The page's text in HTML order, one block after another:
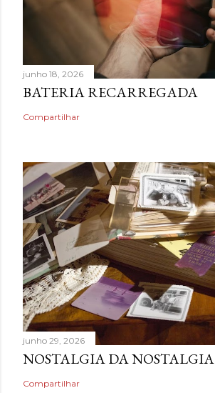
junho 18, 2026
BATERIA RECARREGADA
Compartilhar
junho 29, 2026
NOSTALGIA DA NOSTALGIA
Compartilhar